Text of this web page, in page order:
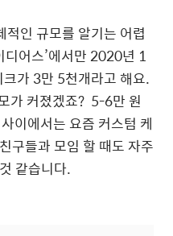
인 규모를 알기는 어렵
디어스’에서만 2020년 1
가 3만 5천개라고 해요.
가 커졌겠죠? 5-6만 원
이에서는 요즘 커스텀 케
구들과 모임 할 때도 자주
같습니다.